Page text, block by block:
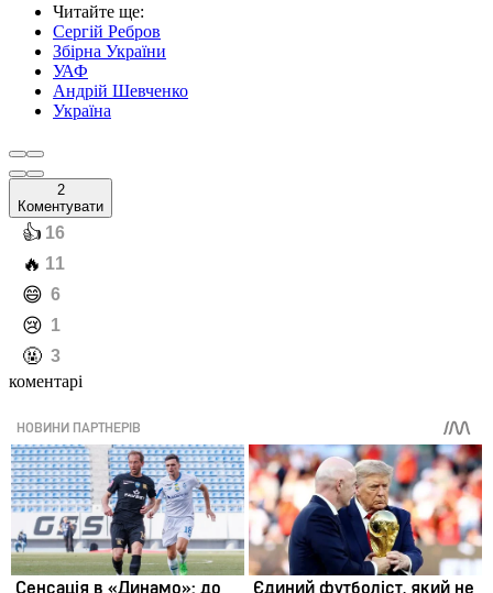
Читайте ще:
Сергій Ребров
Збірна України
УАФ
Андрій Шевченко
Україна
2
Коментувати
️👍 16
️🔥 11
️😄 6
️😢 1
️🤬 3
коментарі